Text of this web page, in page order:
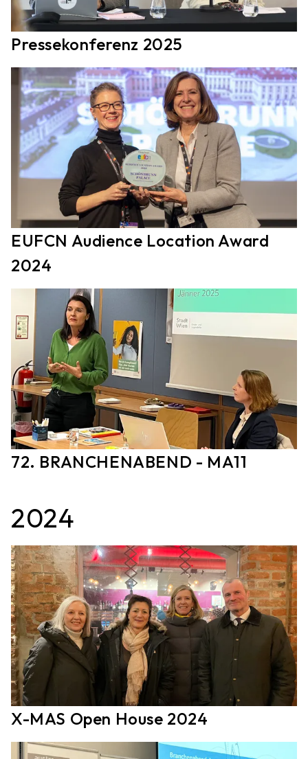
Pressekonferenz 2025
EUFCN Audience Location Award
2024
72. BRANCHENABEND - MA11
2024
X-MAS Open House 2024